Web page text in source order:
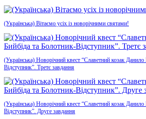
(Українська) Вітаємо усіх із новорічними святами!
(Українська) Новорічний квест “Славетний козак
Відступник”. Третє завдання
(Українська) Новорічний квест “Славетний козак
Відступник”. Друге завдання